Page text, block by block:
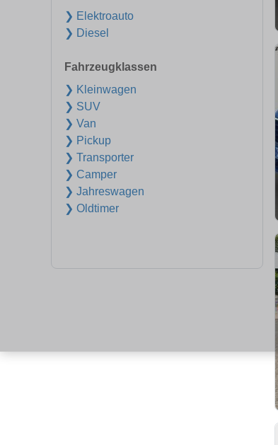
❯ Elektroauto
❯ Diesel
Fahrzeugklassen
❯ Kleinwagen
❯ SUV
❯ Van
❯ Pickup
❯ Transporter
❯ Camper
❯ Jahreswagen
❯ Oldtimer